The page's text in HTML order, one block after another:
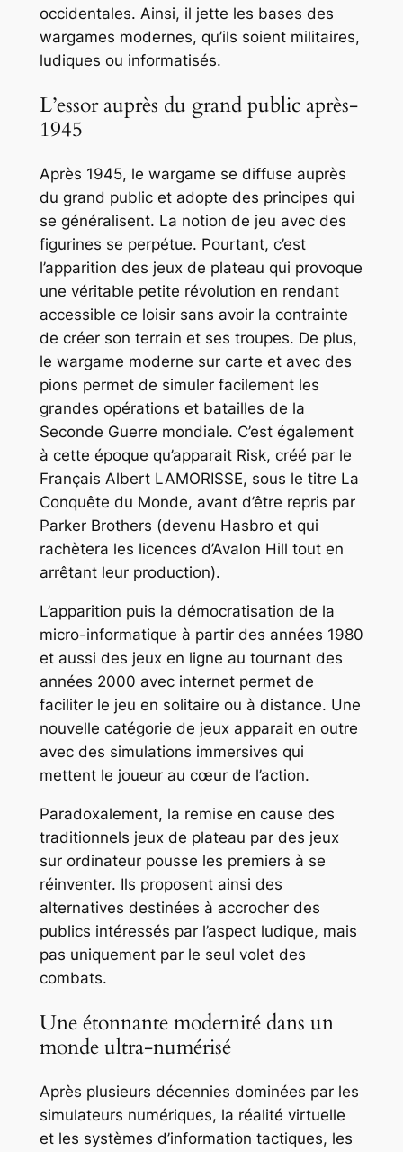
occidentales. Ainsi, il jette les bases des
wargames modernes, qu’ils soient militaires,
ludiques ou informatisés.
L’essor auprès du grand public après-
1945
Après 1945, le wargame se diffuse auprès
du grand public et adopte des principes qui
se généralisent. La notion de jeu avec des
figurines se perpétue. Pourtant, c’est
l’apparition des jeux de plateau qui provoque
une véritable petite révolution en rendant
accessible ce loisir sans avoir la contrainte
de créer son terrain et ses troupes. De plus,
le wargame moderne sur carte et avec des
pions permet de simuler facilement les
grandes opérations et batailles de la
Seconde Guerre mondiale. C’est également
à cette époque qu’apparait Risk, créé par le
Français Albert LAMORISSE, sous le titre La
Conquête du Monde, avant d’être repris par
Parker Brothers (devenu Hasbro et qui
rachètera les licences d’Avalon Hill tout en
arrêtant leur production).
L’apparition puis la démocratisation de la
micro-informatique à partir des années 1980
et aussi des jeux en ligne au tournant des
années 2000 avec internet permet de
faciliter le jeu en solitaire ou à distance. Une
nouvelle catégorie de jeux apparait en outre
avec des simulations immersives qui
mettent le joueur au cœur de l’action.
Paradoxalement, la remise en cause des
traditionnels jeux de plateau par des jeux
sur ordinateur pousse les premiers à se
réinventer. Ils proposent ainsi des
alternatives destinées à accrocher des
publics intéressés par l’aspect ludique, mais
pas uniquement par le seul volet des
combats.
Une étonnante modernité dans un
monde ultra-numérisé
Après plusieurs décennies dominées par les
simulateurs numériques, la réalité virtuelle
et les systèmes d’information tactiques, les